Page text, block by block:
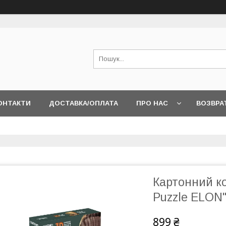
ДОСТАВКА/ОПЛАТА ПРО НАС
Картонний
Puzzle
899 ₴